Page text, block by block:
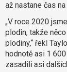
až nastane čas
„V roce 2020
plodin, takže
plodiny,“ řekl
hodnotě asi 1
zasadili asi